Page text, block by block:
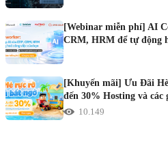
[Webinar miễn phí] AI
CRM, HRM để tự động
[Khuyến mãi] Ưu Đãi
đến 30% Hosting và
10.149